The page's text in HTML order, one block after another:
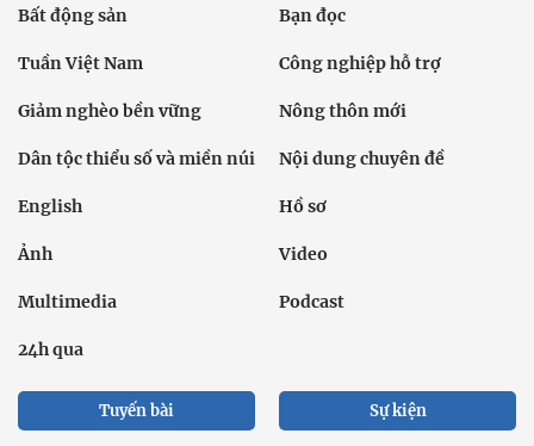
Bất động sản Bạn đọc
Tuần Việt Nam Công nghiệp hỗ trợ
Giảm nghèo bền vững Nông thôn mới
Dân tộc thiểu số và miền núi Nội dung chuyên đề
English Hồ sơ
Ảnh Video
Multimedia Podcast
24h qua
Tuyến bài Sự kiện